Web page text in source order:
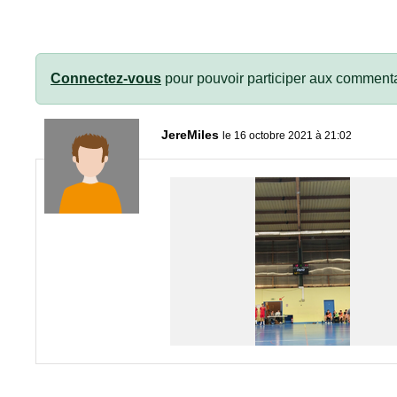
Connectez-vous pour pouvoir participer aux
JereMiles le 16 octobre 2021 à 21:02